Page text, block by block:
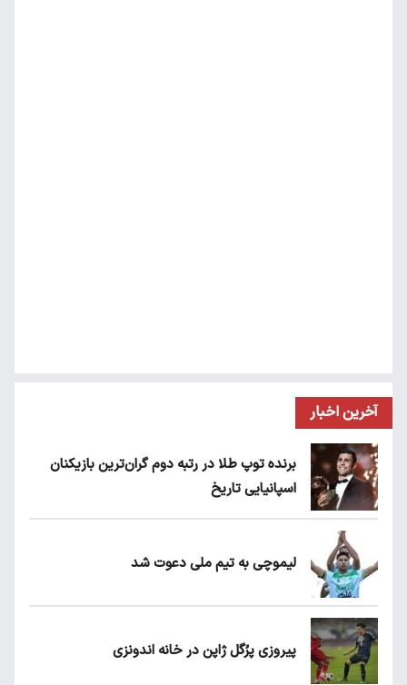
آخرین اخبار
برنده توپ طلا در رتبه دوم گران‌ترین بازیکنان
اسپانیایی تاریخ
لیموچی به تیم ملی دعوت شد
پیروزی پرُگل ژاپن در خانه اندونزی